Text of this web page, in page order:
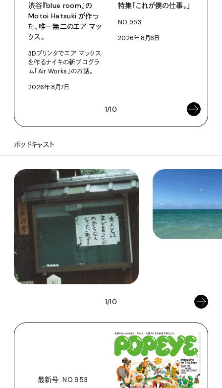
渋⾕『blue room』の
Motoi Hatsuki が作っ
た、唯⼀無⼆のエア マッ
クス。
3Dプリンタでエア マックス
を作るナイキの新プログラ
ム「Air Works」のお話。
2026年8月7日
特集「これが僕の仕事。」
NO.953
2026年8月6日
1/10
ポッドキャスト
1/10
最新号: NO.953